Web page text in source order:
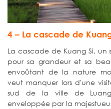
4 – La cascade de
La cascade de Kuang Si, un
pour sa grandeur et sa
envoûtant de la nature
veut manquer lors d'une
sud de la ville de
enveloppée par la